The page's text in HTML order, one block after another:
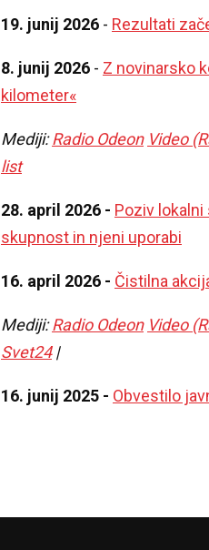
19. junij 2026 - Rezultati
8. junij 2026 - Z novinarsko
kilometer«
Mediji:Radio Odeon Video
list
28. april 2026 - Poziv
skupnost in njeni uporabi
16. april 2026 - Čistilna
Mediji: Radio Odeon Video
Svet24|
16. junij 2025 - Obvestilo